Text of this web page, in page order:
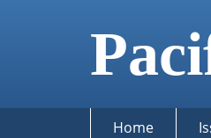
Home